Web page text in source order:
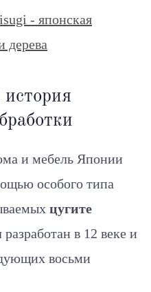
- японская
дерева
и мебель Японии
особого типа
цугите
в 12 веке и
восьми